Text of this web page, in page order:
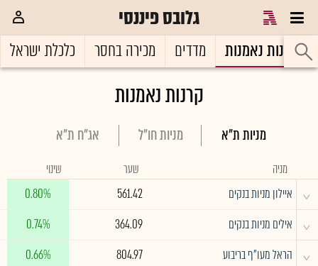
גלובס פיננסי
קרנות נאמנות מדדים מכירה בחסר כלכלת ישראל
קרנות נאמנות
מניות ת"א מניות חו"ל אג"ח ת"א
מניה שער שינוי
^ איילון מניות בנקים 561.42
0.80%
^ אילים מניות בנקים 364.09
0.74%
^ הראל מעו"ף בריבוע 804.97
0.66%